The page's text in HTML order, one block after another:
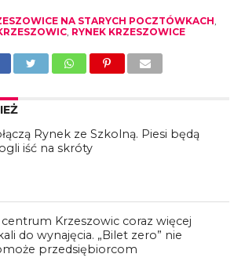
NA STARYCH POCZTÓWKACH
, RYNEK KRZESZOWICE
Rynek ze Szkolną. Piesi będą
iść na skróty
Krzeszowic coraz więcej
do wynajęcia. „Bilet zero” nie
przedsiębiorcom